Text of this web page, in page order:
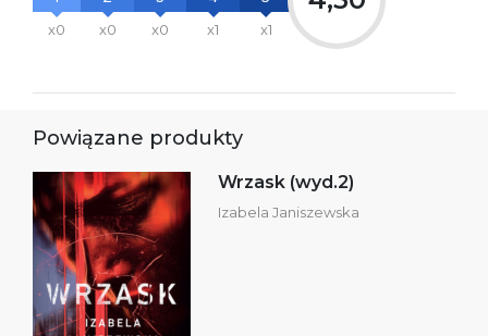
x0
x0
x0
x1
x1
Powiązane produkty
Wrzask (wyd.2)
Izabela Janiszewska